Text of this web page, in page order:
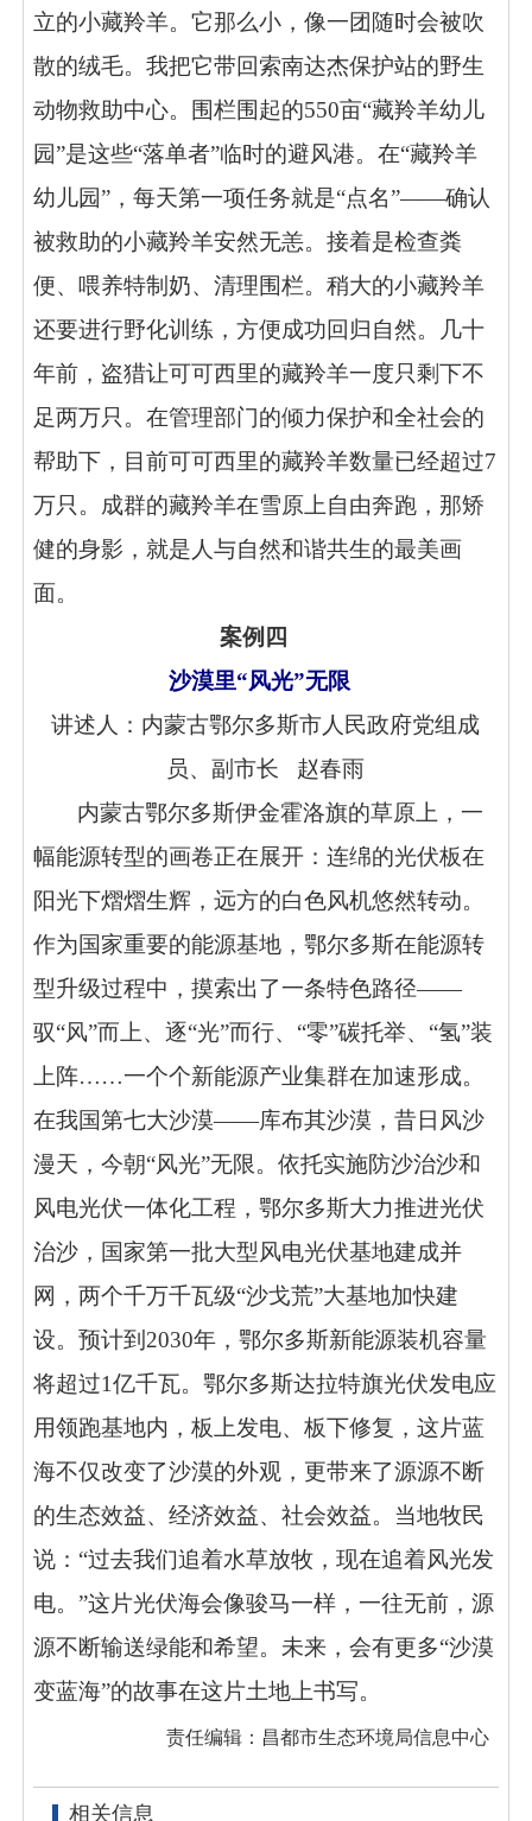
立的小藏羚羊。它那么小，像一团随时会被吹
散的绒毛。我把它带回索南达杰保护站的野生
动物救助中心。围栏围起的550亩“藏羚羊幼儿
园”是这些“落单者”临时的避风港。在“藏羚羊
幼儿园”，每天第一项任务就是“点名”——确认
被救助的小藏羚羊安然无恙。接着是检查粪
便、喂养特制奶、清理围栏。稍大的小藏羚羊
还要进行野化训练，方便成功回归自然。几十
年前，盗猎让可可西里的藏羚羊一度只剩下不
足两万只。在管理部门的倾力保护和全社会的
帮助下，目前可可西里的藏羚羊数量已经超过7
万只。成群的藏羚羊在雪原上自由奔跑，那矫
健的身影，就是人与自然和谐共生的最美画
面。
案例四
沙漠里“风光”无限
讲述人：内蒙古鄂尔多斯市人民政府党组成
员、副市长 赵春雨
内蒙古鄂尔多斯伊金霍洛旗的草原上，一
幅能源转型的画卷正在展开：连绵的光伏板在
阳光下熠熠生辉，远方的白色风机悠然转动。
作为国家重要的能源基地，鄂尔多斯在能源转
型升级过程中，摸索出了一条特色路径——
驭“风”而上、逐“光”而行、“零”碳托举、“氢”装
上阵……一个个新能源产业集群在加速形成。
在我国第七大沙漠——库布其沙漠，昔日风沙
漫天，今朝“风光”无限。依托实施防沙治沙和
风电光伏一体化工程，鄂尔多斯大力推进光伏
治沙，国家第一批大型风电光伏基地建成并
网，两个千万千瓦级“沙戈荒”大基地加快建
设。预计到2030年，鄂尔多斯新能源装机容量
将超过1亿千瓦。鄂尔多斯达拉特旗光伏发电应
用领跑基地内，板上发电、板下修复，这片蓝
海不仅改变了沙漠的外观，更带来了源源不断
的生态效益、经济效益、社会效益。当地牧民
说：“过去我们追着水草放牧，现在追着风光发
电。”这片光伏海会像骏马一样，一往无前，源
源不断输送绿能和希望。未来，会有更多“沙漠
变蓝海”的故事在这片土地上书写。
责任编辑：昌都市生态环境局信息中心
相关信息